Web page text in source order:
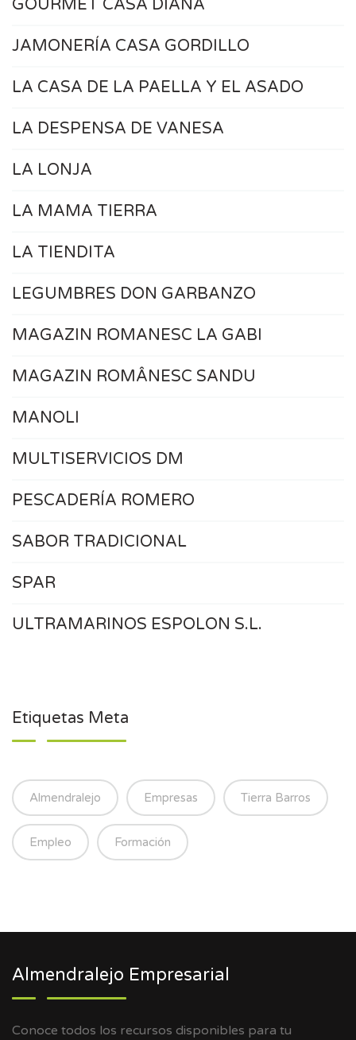
GOURMET CASA DIANA
JAMONERÍA CASA GORDILLO
LA CASA DE LA PAELLA Y EL ASADO
LA DESPENSA DE VANESA
LA LONJA
LA MAMA TIERRA
LA TIENDITA
LEGUMBRES DON GARBANZO
MAGAZIN ROMANESC LA GABI
MAGAZIN ROMÂNESC SANDU
MANOLI
MULTISERVICIOS DM
PESCADERÍA ROMERO
SABOR TRADICIONAL
SPAR
ULTRAMARINOS ESPOLON S.L.
Etiquetas Meta
Almendralejo Empresas Tierra Barros
Empleo Formación
Almendralejo Empresarial
Conoce todos los recursos disponibles para tu